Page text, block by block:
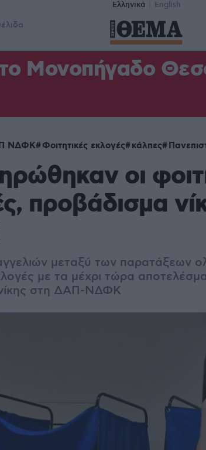
Ελληνικά English
Μονοπήγαδο
ΝΔΦΚ Φοιτητικές εκλογές κάλπες
οι
προβάδισμα
μεταξύ των παρατάξεων
με τα μέχρι τώρα
στη ΔΑΠ-ΝΔΦΚ